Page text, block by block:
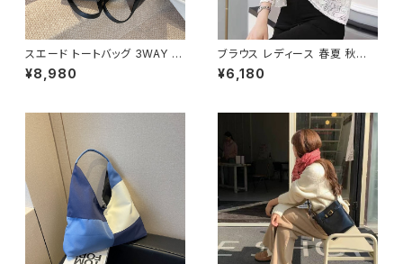
スエード トートバッグ 3WAY シ
ョルダーバッグ レディース バッ
グ 斜めがけ 軽量 A4収納 大容
おしゃれ 通勤通学 黒 茶色 ダー
クブラウン K-B0204
¥8,980
ブラウス レディース 春夏 秋冬
春 夏 秋 冬 白 シャツ トップス
フレアスリーブ チョーカー風 ラ
ホワイト ベージュ ダークグリー
ン コーヒー 韓国 ゆったり シー
スルー チョーカーネック ブラウ
スシャツ 体型カバー 二の腕カバ
ー シンプル シャツブラウス オフ
ィス カジュアル OL 上品 大人 1
0代 20代 30代 40代 C-TSS
0052
¥6,180